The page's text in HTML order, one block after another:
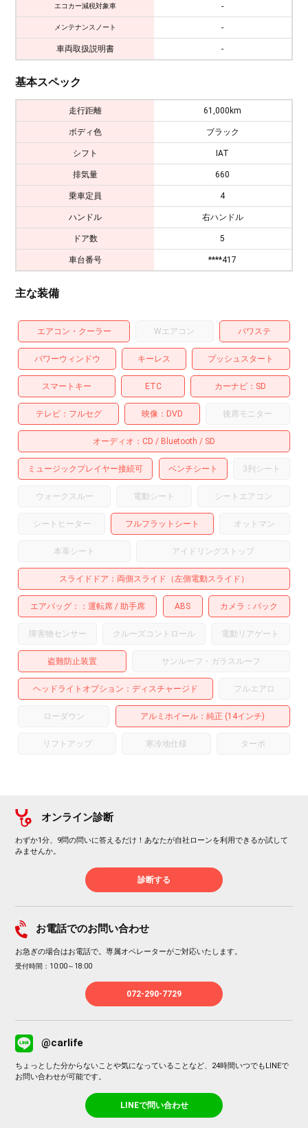
エコカー減税対象車 -
メンテナンスノート -
車両取扱説明書 -
基本スペック
走行距離 61,000km
ボディ色 ブラック
シフト IAT
排気量 660
乗車定員 4
ハンドル 右ハンドル
ドア数 5
車台番号 ****417
主な装備
エアコン・クーラー Wエアコン パワステ
パワーウィンドウ キーレス プッシュスタート
スマートキー ETC カーナビ SD
テレビ フルセグ 映像 DVD 後席モニター
オーディオ CD Bluetooth SD
ミュージックプレイヤー接続可 ベンチシート 3列シート
ウォークスルー 電動シート シートエアコン
シートヒーター フルフラットシート オットマン
本革シート アイドリングストップ
スライドドア 両側スライド（左側電動スライド）
エアバッグ： 運転席 助手席 ABS カメラ バック
障害物センサー クルーズコントロール 電動リアゲート
盗難防止装置 サンルーフ・ガラスルーフ
ヘッドライトオプション ディスチャージド フルエアロ
ローダウン アルミホイール ：純正 (14インチ)
リフトアップ 寒冷地仕様 ターボ
オンライン診断
わずか1分、9問の問いに答えるだけ！あなたが自社ローンを利用できるか試して
みませんか。
診断する
お電話でのお問い合わせ
お急ぎの場合はお電話で。専属オペレーターがご対応いたします。
受付時間：10:00～18:00
072-290-7729
@carlife
ちょっとした分からないことや気になっていることなど、24時間いつでもLINEで
お問い合わせが可能です。
LINEで問い合わせ